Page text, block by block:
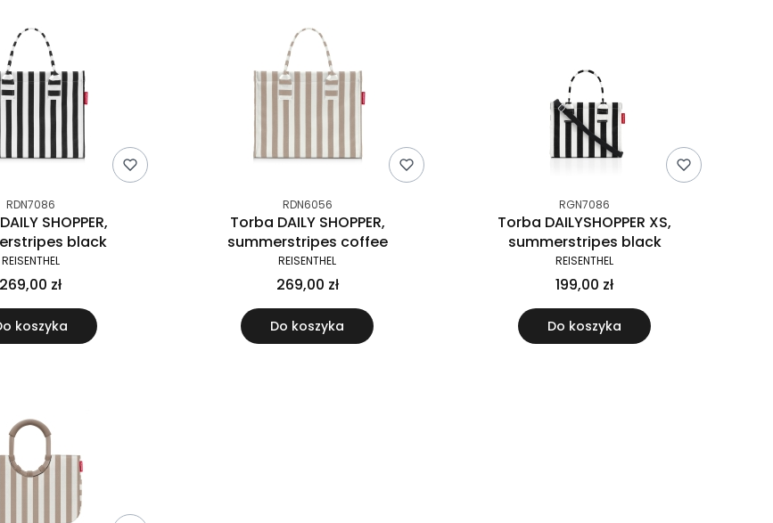
RDN7086
SHOPPER,
black
REISENTHEL
269,00 zł
koszyka
RDN6056
Torba DAILY SHOPPER,
summerstripes coffee
REISENTHEL
269,00 zł
Do koszyka
RGN7086
Torba DAILYSHOPPER XS,
summerstripes black
REISENTHEL
199,00 zł
Do koszyka